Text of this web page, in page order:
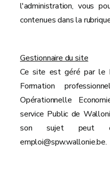
l'administration, vous
contenues dans la
Gestionnaire du site
Ce site est géré par le
Formation
Opérationnelle
service Public de
son sujet peut
emploi@spw.wallonie.be.